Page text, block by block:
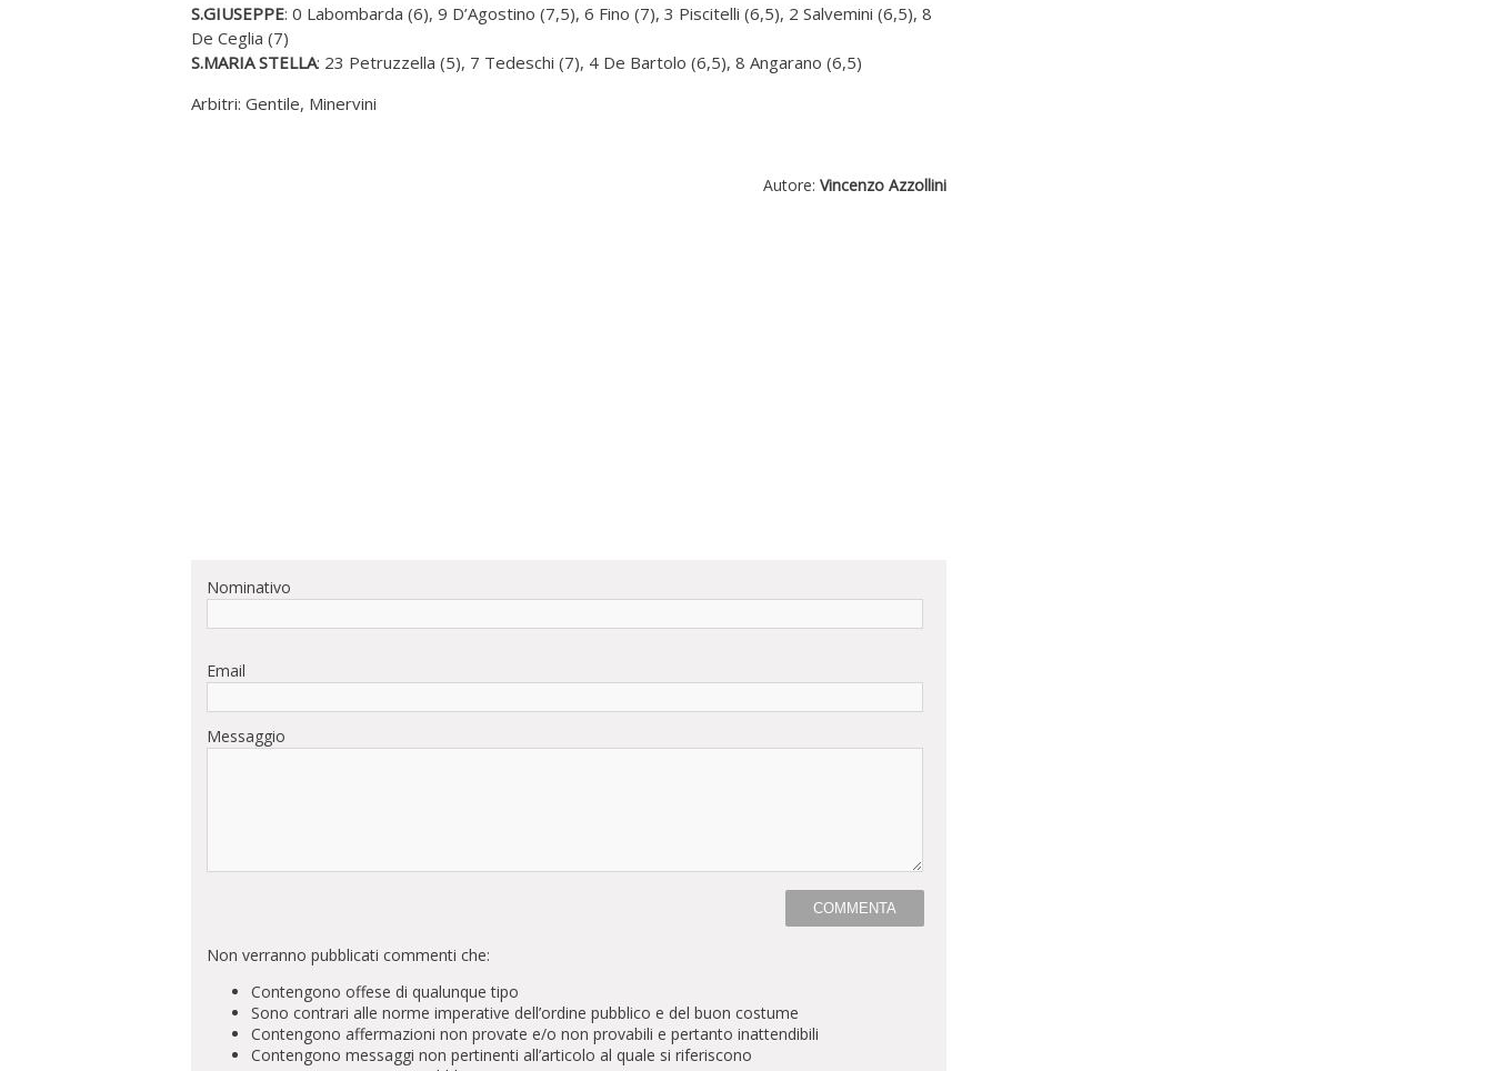
S.GIUSEPPE: 0 Labombarda (6), 9 D’Agostino (7,5), 6 Fino (7), 3 Piscitelli (6,5), 2 Salvemini (6,5), 8
De Ceglia (7)
S.MARIA STELLA: 23 Petruzzella (5), 7 Tedeschi (7), 4 De Bartolo (6,5), 8 Angarano (6,5)
Arbitri: Gentile, Minervini
Autore: Vincenzo Azzollini
Nominativo
Email
Messaggio
Non verranno pubblicati commenti che:
Contengono offese di qualunque tipo
Sono contrari alle norme imperative dell’ordine pubblico e del buon costume
Contengono affermazioni non provate e/o non provabili e pertanto inattendibili
Contengono messaggi non pertinenti all’articolo al quale si riferiscono